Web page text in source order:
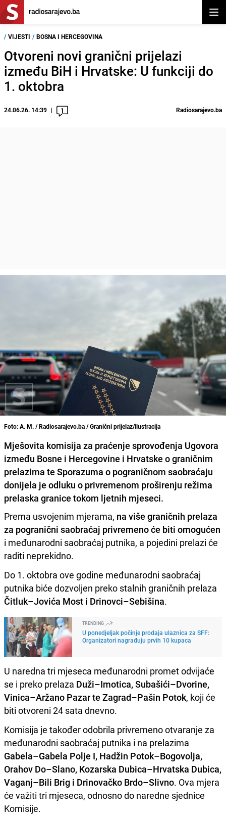
/ VIJESTI / BOSNA I HERCEGOVINA
Otvoreni novi granični prijelazi
između BiH i Hrvatske: U funkciji do
1. oktobra
24.06.26. 14:39 1 Radiosarajevo.ba
Foto: A. M. / Radiosarajevo.ba / Granični prijelaz/ilustracija
Mješovita komisija za praćenje sprovođenja Ugovora
između Bosne i Hercegovine i Hrvatske o graničnim
prelazima te Sporazuma o pograničnom saobraćaju
donijela je odluku o privremenom proširenju režima
prelaska granice tokom ljetnih mjeseci.
Prema usvojenim mjerama, na više graničnih prelaza
za pogranični saobraćaj privremeno će biti omogućen
i međunarodni saobraćaj putnika, a pojedini prelazi će
raditi neprekidno.
Do 1. oktobra ove godine međunarodni saobraćaj
putnika biće dozvoljen preko stalnih graničnih prelaza
Čitluk–Jovića Most i Drinovci–Sebišina.
TRENDING
U ponedjeljak počinje prodaja ulaznica za SFF:
Organizatori nagrađuju prvih 10 kupaca
U naredna tri mjeseca međunarodni promet odvijaće
se i preko prelaza Duži–Imotica, Subašići–Dvorine,
Vinica–Aržano Pazar te Zagrad–Pašin Potok, koji će
biti otvoreni 24 sata dnevno.
Komisija je također odobrila privremeno otvaranje za
međunarodni saobraćaj putnika i na prelazima
Gabela–Gabela Polje I, Hadžin Potok–Bogovolja,
Orahov Do–Slano, Kozarska Dubica–Hrvatska Dubica,
Vaganj–Bili Brig i Drinovačko Brdo–Slivno. Ova mjera
će važiti tri mjeseca, odnosno do naredne sjednice
Komisije.